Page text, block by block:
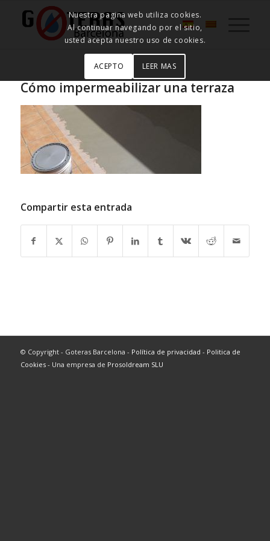
Cómo impermeabilizar una terraza
Compartir esta entrada
© Copyright - Goteras Barcelona - Política de privacidad - Politica de
Cookies- Una empresa de Prosoldream SLU
Nuestra pagina web utiliza cookies.
Al continuar navegando por el sitio,
usted acepta nuestro uso de cookies.
ACEPTO LEER MAS